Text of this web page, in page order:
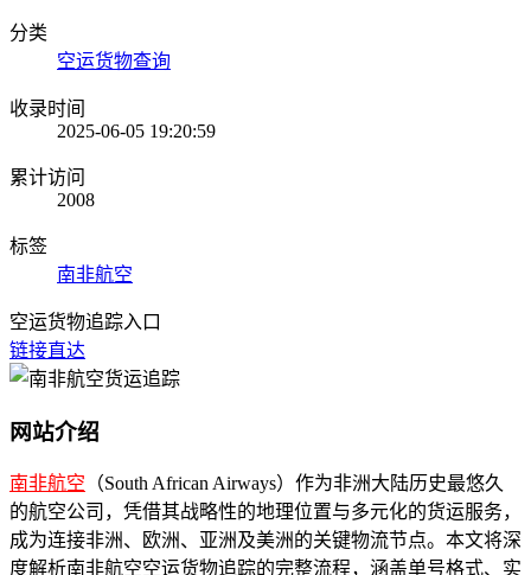
分类
空运货物查询
收录时间
2025-06-05 19:20:59
累计访问
2008
标签
南非航空
空运货物追踪入口
链接直达
网站介绍
南非航空 （South African Airways）作为非洲大陆历史最悠久
的航空公司，凭借其战略性的地理位置与多元化的货运服务，
成为连接非洲、欧洲、亚洲及美洲的关键物流节点。本文将深
度解析南非航空空运货物追踪的完整流程，涵盖单号格式、实